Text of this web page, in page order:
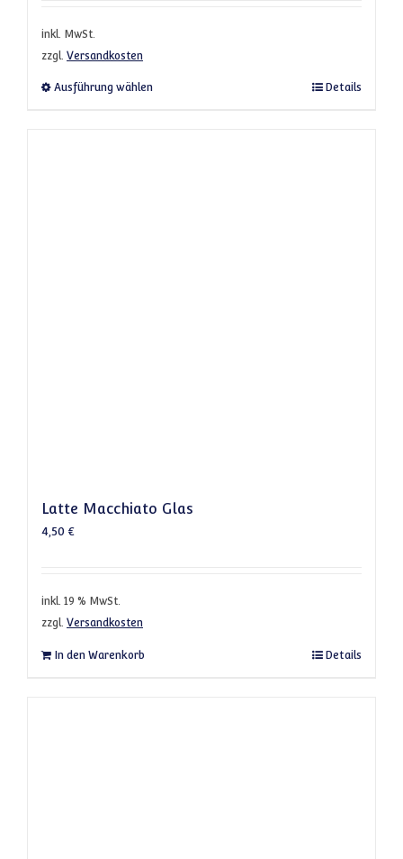
inkl. MwSt.
zzgl. Versandkosten
Ausführung wählen Dieses Produkt weist mehrere Varianten
Details
Latte Macchiato Glas
4,50 €
inkl. 19 % MwSt.
zzgl. Versandkosten
In den Warenkorb Details